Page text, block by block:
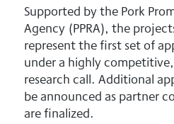
Supported by the Pork
Agency (PPRA), the
represent the first set of
under a highly
research call. Additional
be announced as partner
are finalized.